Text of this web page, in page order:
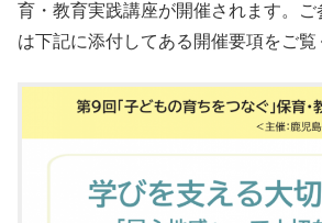
育・教育実践講座が開催されます。
は下記に添付してある開催要項をご覧